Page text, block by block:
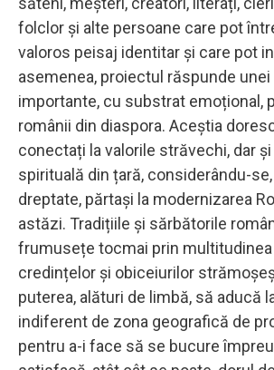
folclor și alte persoane care pot
valoros peisaj identitar și care pot
asemenea, proiectul răspunde unei
importante, cu substrat emoțional,
românii din diaspora. Aceștia
conectați la valorile străvechi, dar
spirituală din țară, considerându-
dreptate, părtași la modernizarea
astăzi. Tradițiile și sărbătorile
frumusețe tocmai prin multitudinea
credințelor și obiceiurilor
puterea, alături de limbă, să aducă
indiferent de zona geografică de
pentru a-i face să se bucure